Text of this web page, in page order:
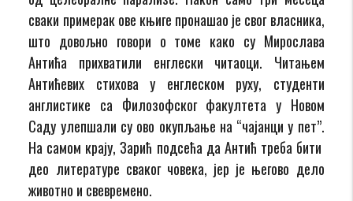
сваки примерак ове књиге пронашао је свог власника,
што довољно говори о томе како су Мирослава
Антића прихватили енглески читаоци. Читањем
Антићевих стихова у енглеском руху, студенти
англистике са Филозофског факултета у Новом
Саду улепшали су ово окупљање на “чајанци у пет”.
На самом крају, Зарић подсећа да Антић треба бити
део литературе сваког човека, јер је његово дело
животно и свевремено.